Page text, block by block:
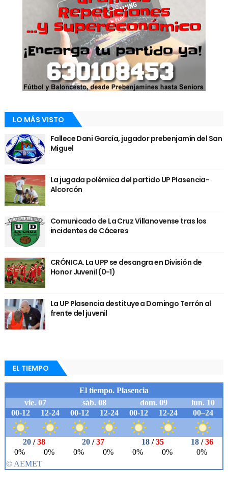
LO MÁS VISTO
Fallece Dani García, jugador prebenjamín del San
Miguel
La jugada polémica del partido UP Plasencia-
Alcorcón
Comunicado de La Cruz Villanovense tras los
incidentes de Cáceres
CRÓNICA. La UPP se desangra en División de
Honor Juvenil (0-1)
La UP Plasencia destituye a Domingo Terrón al
frente del juvenil
EL TIEMPO